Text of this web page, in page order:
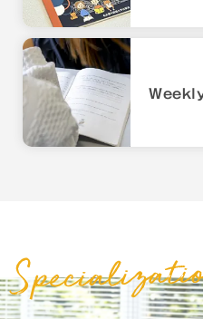
Weekly
教育目標
自分と異なるものも受け
を持ち、ますます国際
定員
400名（英米語専攻
学生の声
4年 宮﨑 凛
教員の声
太田 光春
授）